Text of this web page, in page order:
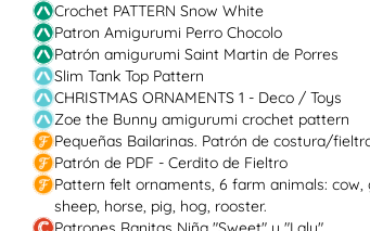
Crochet PATTERN Snow White
Patron Amigurumi Perro Chocolo
Patrón amigurumi Saint Martin de Porres
Slim Tank Top Pattern
CHRISTMAS ORNAMENTS 1 - Deco / Toys
Zoe the Bunny amigurumi crochet pattern
Pequeñas Bailarinas. Patrón de costura/
Patrón de PDF - Cerdito de Fieltro
Pattern felt ornaments, 6 farm animals: cow,
sheep, horse, pig, hog, rooster.